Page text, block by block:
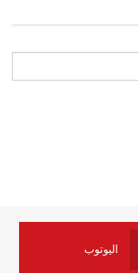
إلى المعلومة
اليوتوب